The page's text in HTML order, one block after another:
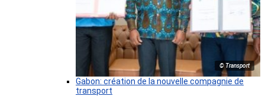
© Transport
Gabon: création de la nouvelle compagnie de
transport